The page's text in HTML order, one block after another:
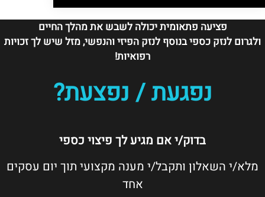
פציעה פתאומית יכולה לשבש את מהלך החיים
ולגרום לנזק כספי בנוסף לנזק הפיזי והנפשי, מזל שיש לך זכויות
רפואיות!
נפגעת / נפצעת?
בדוק/י אם מגיע לך פיצוי כספי
מלא/י השאלון ותקבל/י מענה מקצועי תוך יום עסקים
אחד